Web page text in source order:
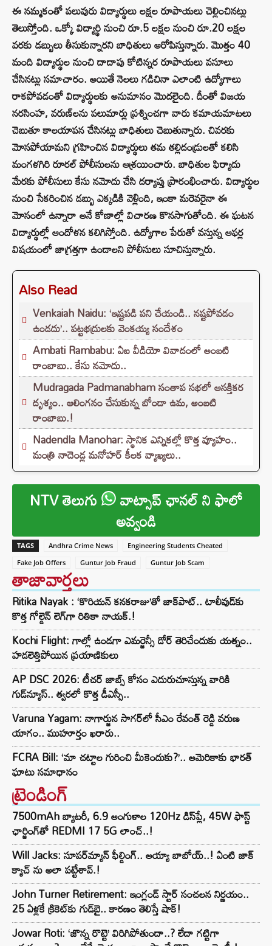
ఈ నమ్మకంతో పలువురు విద్యార్థులు లక్షల రూపాయలు చెల్లించినట్లు
తెలుస్తోంది. ఒక్కో విద్యార్థి నుంచి రూ.5 లక్షల నుంచి రూ.20 లక్షల
వరకు డబ్బులు తీసుకున్నారని బాధితులు ఆరోపిస్తున్నారు. మొత్తం 40
మంది విద్యార్థుల నుంచి దాదాపు కోటిన్నర రూపాయలు వసూలు
చేసినట్లు సమాచారం. అయితే నెలలు గడిచినా ఎలాంటి ఉద్యోగాలు
రాకపోవడంతో విద్యార్థులకు అనుమానం మొదలైంది. దీంతో విజయ
నరసింహ, వరుణ్‌లను పలుమార్లు ప్రశ్నించగా వారు కమాయమాటలు
చెబుతూ కాలయాపన చేసినట్లు బాధితులు చెబుతున్నారు. చివరకు
మోసపోయామని గ్రహించిన విద్యార్థులు తమ తల్లిదండ్రులతో కలిసి
మంగళగిరి రూరల్ పోలీసులను ఆశ్రయించారు. బాధితుల ఫిర్యాదు
మేరకు పోలీసులు కేసు నమోదు చేసి దర్యాప్తు ప్రారంభించారు. విద్యార్థుల
నుంచి సేకరించిన డబ్బు ఎక్కడికి వెళ్లింది, ఇంకా మరెవరైనా ఈ
మోసంలో ఉన్నారా అనే కోణాల్లో విచారణ కొనసాగుతోంది. ఈ ఘటన
విద్యార్థుల్లో ఆందోళన కలిగిస్తోంది. ఉద్యోగాల పేరుతో వస్తున్న ఆఫర్ల
విషయంలో జాగ్రత్తగా ఉండాలని పోలీసులు సూచిస్తున్నారు.
Also Read
Venkaiah Naidu: ‘ఇష్టపడి పని చేయండి.. నష్టపోవడం
ఉండదు’.. పట్టభద్రులకు వెంకయ్య సందేశం
Ambati Rambabu: ఏఐ వీడియో వివాదంలో అంబటి
రాంబాబు.. కేసు నమోదు..
Mudragada Padmanabham సంతాప సభలో ఆసక్తికర
దృశ్యం.. ఆలింగనం చేసుకున్న బోండా ఉమ, అంబటి
రాంబాబు.!
Nadendla Manohar: స్థానిక ఎన్నికల్లో కొత్త వ్యూహం..
మంత్రి నాదెండ్ల మనోహర్ కీలక వ్యాఖ్యలు..
NTV తెలుగు వాట్సాప్ ఛానల్ ని ఫాలో
అవ్వండి
TAGS Andhra Crime News
Engineering Students Cheated
Fake Job Offers
Guntur Job Fraud Guntur Job Scam
తాజావార్తలు
Ritika Nayak : ‘కొరియన్ కనకరాజు’తో జాక్‌పాట్.. టాలీవుడ్‌కు
కొత్త గోల్డెన్ లెగ్‌గా రితికా నాయక్.!
Kochi Flight: గాల్లో ఉండగా ఎమర్జెన్సీ డోర్ తెరిచేందుకు యత్నం..
హడలెత్తిపోయిన ప్రయాణికులు
AP DSC 2026: టీచర్ జాబ్స్ కోసం ఎదురుచూస్తున్న వారికి
గుడ్‌న్యూస్.. త్వరలో కొత్త డీఎస్సీ..
Varuna Yagam: నాగార్జున సాగ‌ర్‌లో సీఎం రేవంత్ రెడ్డి వరుణ
యాగం.. ముహూర్తం ఖరారు..
FCRA Bill: ‘మా చట్టాల గురించి మీకెందుకు?’.. అమెరికాకు భారత్
ఘాటు సమాధానం
ట్రెండింగ్‌
7500mAh బ్యాటరీ, 6.9 అంగుళాల 120Hz డిస్‌ప్లే, 45W ఫాస్ట్
ఛార్జింగ్‌తో REDMI 17 5G లాంచ్..!
Will Jacks: సూపర్‌మ్యాన్ ఫీల్డింగ్.. అయ్యా బాబోయ్..! ఏంటి జాక్
క్యాచ్ ను అలా పట్టేశావ్.!
John Turner Retirement: ఇంగ్లండ్ స్టార్ సంచలన నిర్ణయం..
25 ఏళ్లకే క్రికెట్‌కు గుడ్‌బై.. కారణం తెలిస్తే షాక్!
Jowar Roti: ‘జొన్న రొట్టె’ విరిగిపోతుందా..? లేదా గట్టిగా